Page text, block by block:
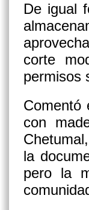
De igual
corte
permisos
Comentó
con
la
pero la